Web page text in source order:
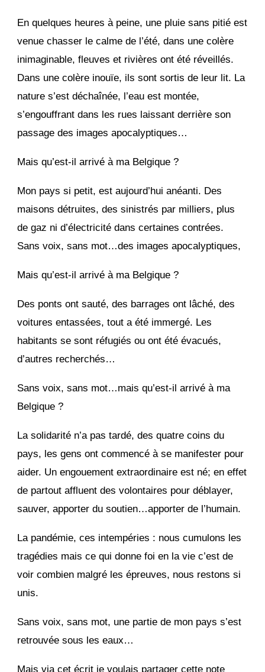
En quelques heures à peine, une pluie sans pitié est
venue chasser le calme de l’été, dans une colère
inimaginable, fleuves et rivières ont été réveillés.
Dans une colère inouïe, ils sont sortis de leur lit. La
nature s’est déchaînée, l’eau est montée,
s’engouffrant dans les rues laissant derrière son
passage des images apocalyptiques…
Mais qu’est-il arrivé à ma Belgique ?
Mon pays si petit, est aujourd’hui anéanti. Des
maisons détruites, des sinistrés par milliers, plus
de gaz ni d’électricité dans certaines contrées.
Sans voix, sans mot…des images apocalyptiques,
Mais qu’est-il arrivé à ma Belgique ?
Des ponts ont sauté, des barrages ont lâché, des
voitures entassées, tout a été immergé. Les
habitants se sont réfugiés ou ont été évacués,
d’autres recherchés…
Sans voix, sans mot…mais qu’est-il arrivé à ma
Belgique ?
La solidarité n’a pas tardé, des quatre coins du
pays, les gens ont commencé à se manifester pour
aider. Un engouement extraordinaire est né; en effet
de partout affluent des volontaires pour déblayer,
sauver, apporter du soutien…apporter de l’humain.
La pandémie, ces intempéries : nous cumulons les
tragédies mais ce qui donne foi en la vie c’est de
voir combien malgré les épreuves, nous restons si
unis.
Sans voix, sans mot, une partie de mon pays s’est
retrouvée sous les eaux…
Mais via cet écrit je voulais partager cette note